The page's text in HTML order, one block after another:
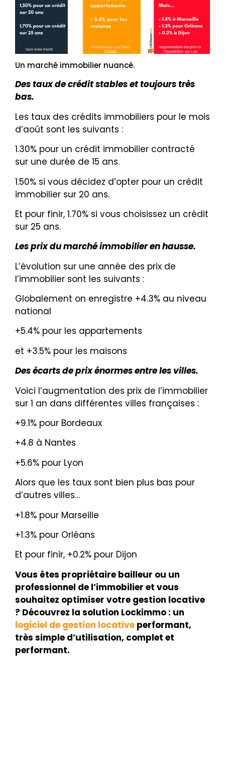
Un marché immobilier nuancé.
Des taux de crédit stables et toujours très
bas.
Les taux des crédits immobiliers pour le mois
d’août sont les suivants :
1.30% pour un crédit immobilier contracté
sur une durée de 15 ans.
1.50% si vous décidez d’opter pour un crédit
immobilier sur 20 ans.
Et pour finir, 1.70% si vous choisissez un crédit
sur 25 ans.
Les prix du marché immobilier en hausse.
L’évolution sur une année des prix de
l’immobilier sont les suivants :
Globalement on enregistre +4.3% au niveau
national
+5.4% pour les appartements
et +3.5% pour les maisons
Des écarts de prix énormes entre les villes.
Voici l’augmentation des prix de l’immobilier
sur 1 an dans différentes villes françaises :
+9.1% pour Bordeaux
+4.8 à Nantes
+5.6% pour Lyon
Alors que les taux sont bien plus bas pour
d’autres villes…
+1.8% pour Marseille
+1.3% pour Orléans
Et pour finir, +0.2% pour Dijon
Vous êtes propriétaire bailleur ou un
professionnel de l’immobilier et vous
souhaitez optimiser votre gestion locative
? Découvrez la solution Lockimmo : un
logiciel de gestion locative performant,
très simple d’utilisation, complet et
performant.